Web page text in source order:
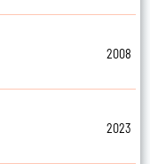
2008
2023